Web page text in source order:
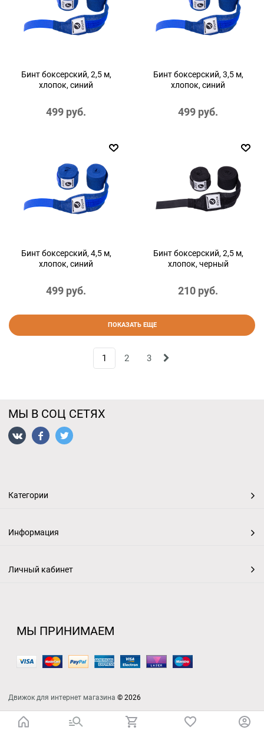
Бинт боксерский, 2,5 м,
хлопок, синий
499 руб.
Бинт боксерский, 3,5 м,
хлопок, синий
499 руб.
Бинт боксерский, 4,5 м,
хлопок, синий
499 руб.
Бинт боксерский, 2,5 м,
хлопок, черный
210 руб.
ПОКАЗАТЬ ЕЩЕ
1 2 3
МЫ В СОЦ СЕТЯХ
Категории
Информация
Личный кабинет
МЫ ПРИНИМАЕМ
Движок для интернет магазина © 2026